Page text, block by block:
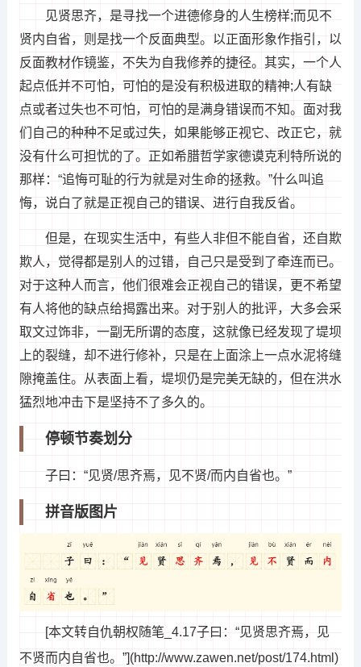
见贤思齐，是寻找一个进德修身的人生榜样;而见不
贤内自省，则是找一个反面典型。以正面形象作指引，以
反面教材作镜鉴，不失为自我修养的捷径。其实，一个人
起点低并不可怕，可怕的是没有积极进取的精神;人有缺
点或者过失也不可怕，可怕的是满身错误而不知。面对我
们自己的种种不足或过失，如果能够正视它、改正它，就
没有什么可担忧的了。正如希腊哲学家德谟克利特所说的
那样：“追悔可耻的行为就是对生命的拯救。”什么叫追
悔，说白了就是正视自己的错误、进行自我反省。
但是，在现实生活中，有些人非但不能自省，还自欺
欺人，觉得都是别人的过错，自己只是受到了牵连而已。
对于这种人而言，他们很难会正视自己的错误，更不希望
有人将他的缺点给揭露出来。对于别人的批评，大多会采
取文过饰非，一副无所谓的态度，这就像已经发现了堤坝
上的裂缝，却不进行修补，只是在上面涂上一点水泥将缝
隙掩盖住。从表面上看，堤坝仍是完美无缺的，但在洪水
猛烈地冲击下是坚持不了多久的。
停顿节奏划分
子曰：“见贤/思齐焉，见不贤/而内自省也。”
拼音版图片
[本文转自仇朝权随笔_4.17子曰：“见贤思齐焉，见
不贤而内自省也。”](http://www.zawen.net/post/174.html)